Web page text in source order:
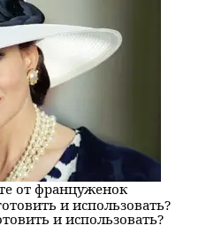
от француженок
и использовать?